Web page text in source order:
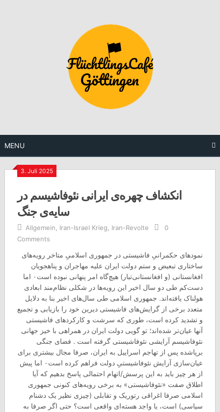
MENU
3. Juli 2025
انکشاف چهره‌ی ایرانی نئوفاشیسم در
سایه‌ی جنگ
Allgemein Iran-Israel Krieg Iran-Revolte
0
Comments
نمودهای حکمرانیِ فاشیستی در جمهوری اسلامیِ متاخر رویه‌های
ساختاری تبعیض و ستم دولت ایران علیه مهاجران و پناهجویان
افغانستانی (و افغانستانی‌تبار) هیچ‌گاه امر پنهانی نبوده است۰ اما
دست‌کم طی دو سال اخیر این رویه‌ها در شکلی نظام‌مند ابعادی
هولناک یافته‌اند. جمهوری اسلامی طی سال‌های اخیر بنا به دلایل
متعدد برخی از گرایش‌های فاشیستی دیرین خود را بازیابی و تجمیع
و تشدید کرده است، طوری که سرشت و‌ کارکردهای فاشیستی
آنها عیان‌تر شده‌اند؛ تو گویی دولت ایران در همراهی با خیز جهانی
نئوفاشیسم آرایشی نئوفاشیستی گرفته است . فضای جنگی
برپاشده پس از تهاجم اسراییل به ایران، صرفا مجال بیشتری برای
عیان‌سازی آرایش نئوفاشیستیِ دولت فراهم کرده است۰ اما پیش
از هر چیز باید به این پرسش/اتهام احتمالی پاسخ بدهیم که آیا
اطلاق صفت «نئوفاشیستی» به برخی رویه‌های کنونی جمهوری
اسلامی صرفا اغراقی رتوریک و تقابلی (چیزی نظیر یک دشنام
سیاسی) است، یا واجد هسته‌ای واقعی است؟ حتی اگر صرفا به